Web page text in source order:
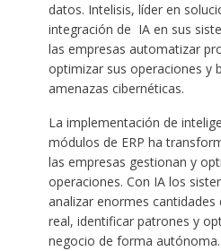
datos. Intelisis, líder en
integración de IA en sus
las empresas automatizar
optimizar sus operaciones y
amenazas cibernéticas.
La implementación de
módulos de ERP ha
las empresas gestionan y
operaciones. Con IA los
analizar enormes
real, identificar patrones y
negocio de forma